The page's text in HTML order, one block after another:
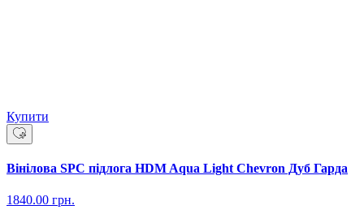
Купити
Вінілова SPC підлога HDM Aqua Light Chevron Дуб Гарда
1840.00 грн.